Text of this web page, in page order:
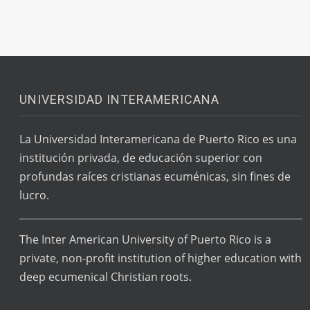
UNIVERSIDAD INTERAMERICANA
La Universidad Interamericana de Puerto Rico es una
institución privada, de educación superior con
profundas raíces cristianas ecuménicas, sin fines de
lucro.
The Inter American University of Puerto Rico is a
private, non-profit institution of higher education with
deep ecumenical Christian roots.